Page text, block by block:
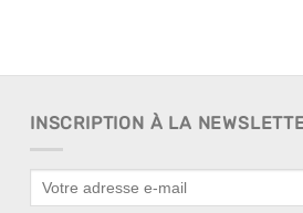
INSCRIPTION À LA